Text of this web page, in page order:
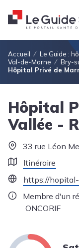
Fil d'Ariane
Accueil Le Guide :
Val-de-Marne
Bry-
Hôpital Privé de
Hôpital
Vallée -
33 rue Léon
Itinéraire
https://
Membre d'un
ONCORIF